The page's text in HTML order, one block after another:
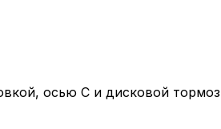
осью C и дисковой